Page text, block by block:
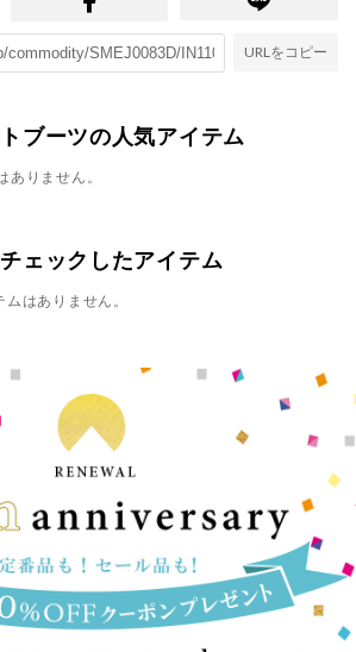
URLをコピー
ブーツの人気アイテム
ありません。
ェックしたアイテム
はありません。